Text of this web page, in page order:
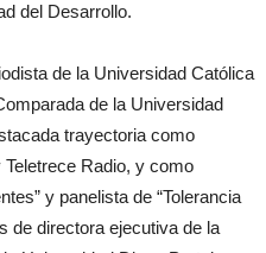
del Desarrollo.
de la Universidad Católica
de la Universidad
trayectoria como
Radio, y como
y panelista de “Tolerancia
de directora ejecutiva de la